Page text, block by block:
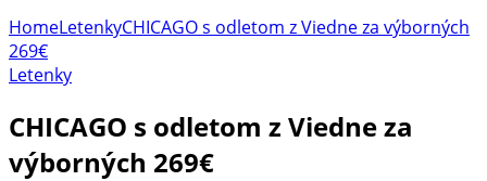
HomeLetenkyCHICAGO s odletom z Viedne za výborných
269€
Letenky
CHICAGO s odletom z Viedne za
výborných 269€